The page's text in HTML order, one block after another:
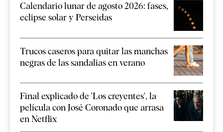
Calendario lunar de agosto 2026: fases,
eclipse solar y Perseidas
Trucos caseros para quitar las manchas
negras de las sandalias en verano
Final explicado de 'Los creyentes', la
película con José Coronado que arrasa
en Netflix